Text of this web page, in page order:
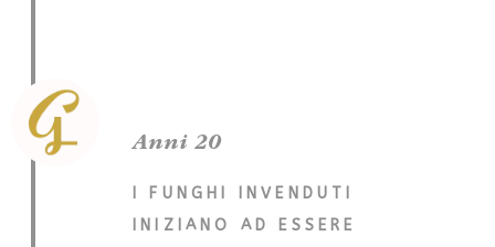
Anni 20
I FUNGHI INVENDUTI
INIZIANO AD ESSERE